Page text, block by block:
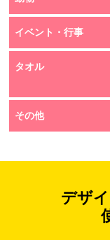
イベント・行事
タオル
その他
デザ